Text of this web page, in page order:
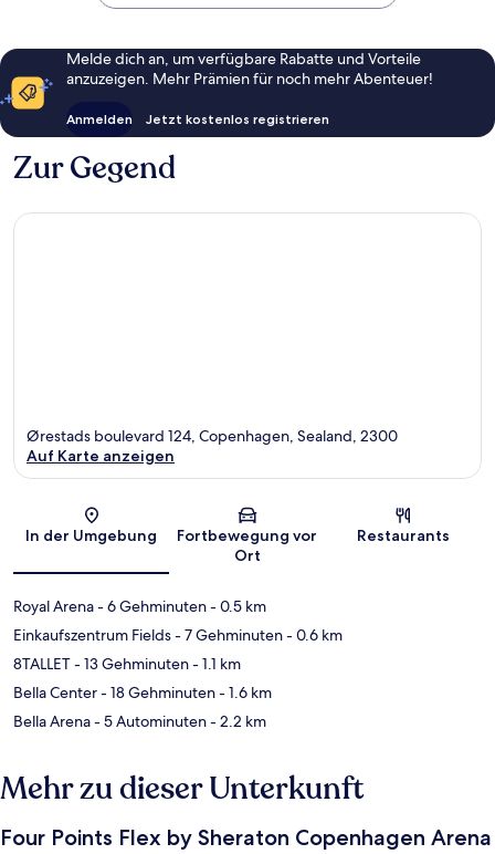
Melde dich an, um verfügbare Rabatte und Vorteile
anzuzeigen. Mehr Prämien für noch mehr Abenteuer!
Anmelden Jetzt kostenlos registrieren
Zur Gegend
Karte
Ørestads boulevard 124, Copenhagen, Sealand, 2300
Auf Karte anzeigen
In der Umgebung
Fortbewegung vor
Ort
Restaurants
Royal Arena- 6 Gehminuten- 0.5 km
Einkaufszentrum Fields- 7 Gehminuten- 0.6 km
8TALLET- 13 Gehminuten- 1.1 km
Bella Center- 18 Gehminuten- 1.6 km
Bella Arena- 5 Autominuten- 2.2 km
Mehr zu dieser Unterkunft
Four Points Flex by Sheraton Copenhagen Arena